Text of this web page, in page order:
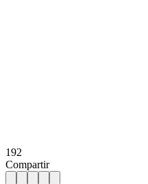
192
Compartir